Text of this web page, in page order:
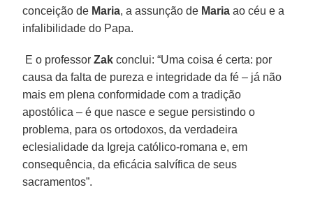
conceição de Maria, a assunção de Maria ao céu e a
infalibilidade do Papa.
E o professorZak conclui: “Uma coisa é certa: por
causa da falta de pureza e integridade da fé – já não
mais em plena conformidade com a tradição
apostólica – é que nasce e segue persistindo o
problema, para os ortodoxos, da verdadeira
eclesialidade da Igreja católico-romana e, em
consequência, da eficácia salvífica de seus
sacramentos”.